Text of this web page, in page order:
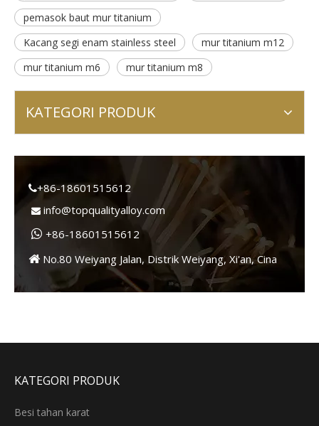
pemasok baut mur titanium
Kacang segi enam stainless steel
mur titanium m12
mur titanium m6
mur titanium m8
KATEGORI PRODUK
+86-18601515612
 info@topqualityalloy.com
 +86-18601515612
 No.80 Weiyang Jalan, Distrik Weiyang, Xi'an, Cina
KATEGORI PRODUK
Besi tahan karat